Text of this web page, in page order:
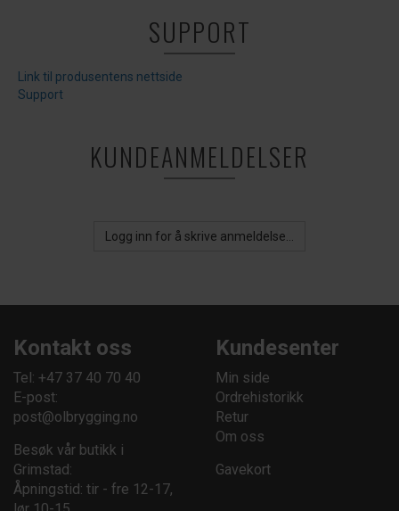
SUPPORT
Link til produsentens nettside
Support
KUNDEANMELDELSER
Logg inn for å skrive anmeldelse...
Kontakt oss
Tel: +47 37 40 70 40
E-post:
post@olbrygging.no
Besøk vår butikk i
Grimstad:
Åpningstid: tir - fre 12-17,
Kundesenter
Min side
Ordrehistorikk
Retur
Om oss
Gavekort